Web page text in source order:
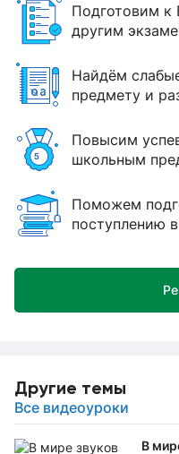
Другие темы
Все видеоуроки
В
Подготовим к
другим
Найдём
предмету и
Повысим
школьным
Поможем
поступлению